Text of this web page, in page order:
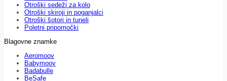
Otroški sedeži za kolo
Otroški skiroji in poganjalci
Otroški šotori in tuneli
Poletni pripomočki
Blagovne znamke
Aeromoov
Babymoov
Badabulle
BeSafe